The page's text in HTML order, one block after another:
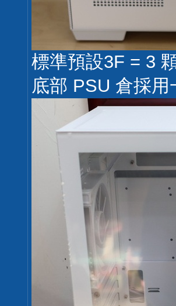
標準預設3F = 3
底部 PSU 倉採